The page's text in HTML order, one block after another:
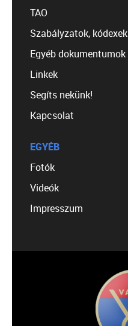
TAO
Szabályzatok, kódexek
Egyéb dokumentumok
Linkek
Segíts nekünk!
Kapcsolat
EGYÉB
Fotók
Videók
Impresszum